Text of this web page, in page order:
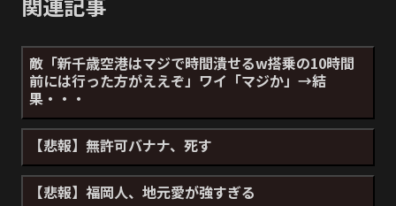
敵「新千歳空港はマジで時間潰せるw搭乗の10時間
前には行った方がええぞ」ワイ「マジか」→結
果・・・
【悲報】無許可バナナ、死す
【悲報】福岡人、地元愛が強すぎる